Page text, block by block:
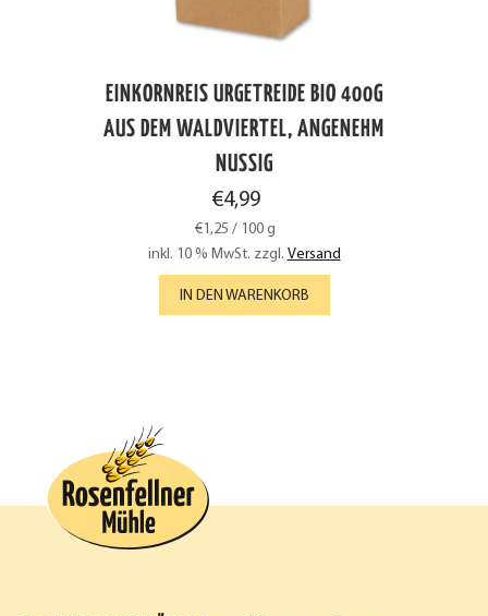
EINKORNREIS URGETREIDE BIO 400G
AUS DEM WALDVIERTEL, ANGENEHM
NUSSIG
€4,99
€1,25 / 100 g
inkl. 10 % MwSt. zzgl. Versand
IN DEN WARENKORB